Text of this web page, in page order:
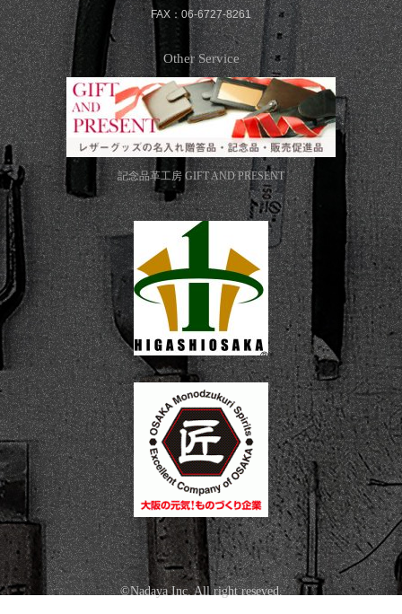
FAX：06-6727-8261
Other Service
記念品革工房 GIFT AND PRESENT
©Nadaya Inc. All right reseved.